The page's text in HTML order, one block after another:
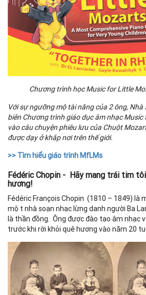
Chương trình học Music for Little
Với sự ngưỡng mộ tài năng của 2 ông,
biên Chương trình giáo dục âm nhạc
vào câu chuyện phiêu lưu của Chuột
được dạy ở khắp nơi trên thế giới.
>> Tìm hiểu giáo trình MfLMs
Fédéric Chopin - Hãy mang trái tim
hương!
Fédéric Franҫois Chopin (1810 – 1849) là
một nhà soạn nhạc lừng danh người Ba
là thần đồng. Ông được đào tạo âm nhạc
trước khi rời khỏi quê hương vào năm 20